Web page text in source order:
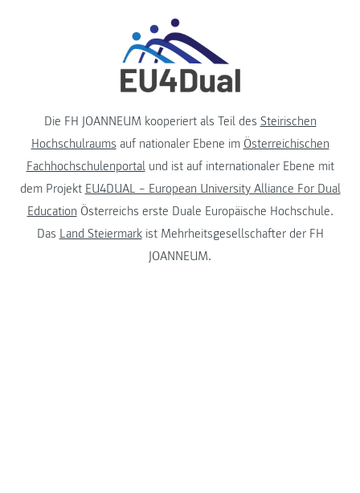
Die FH JOANNEUM kooperiert als Teil des Steirischen
Hochschulraums auf nationaler Ebene im Österreichischen
Fachhochschulenportalund ist auf internationaler Ebene mit
dem Projekt EU4DUAL – European University Alliance For Dual
Education Österreichs erste Duale Europäische Hochschule.
Das Land Steiermarkist Mehrheitsgesellschafter der FH
JOANNEUM.